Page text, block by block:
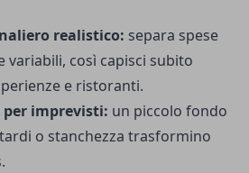
realistico: separa spese
variabili, così capisci subito
e ristoranti.
imprevisti: un piccolo fondo
o stanchezza trasformino